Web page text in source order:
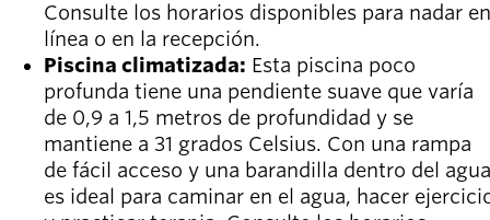
Consulte los horarios disponibles para nadar en
línea o en la recepción.
Piscina climatizada: Esta piscina poco
profunda tiene una pendiente suave que varía
de 0,9 a 1,5 metros de profundidad y se
mantiene a 31 grados Celsius. Con una rampa
de fácil acceso y una barandilla dentro del
es ideal para caminar en el agua, hacer